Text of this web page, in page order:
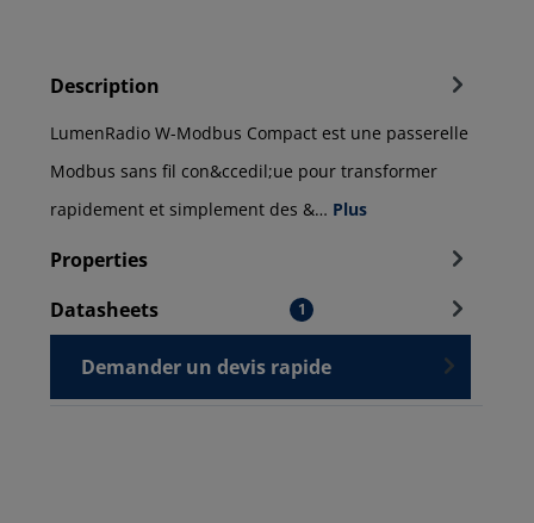
Description
LumenRadio W-Modbus Compact est une passerelle
Modbus sans fil con&ccedil;ue pour transformer
rapidement et simplement des &… Plus
Properties
Datasheets
1
Demander un devis rapide